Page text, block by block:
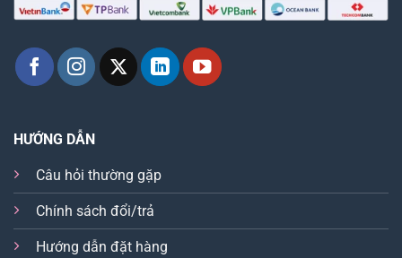
HƯỚNG DẪN
Câu hỏi thường gặp
Chính sách đổi/trả
Hướng dẫn đặt hàng